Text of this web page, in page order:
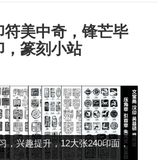
美中奇，锋芒毕
篆刻小站
工冷作，鸟虫篆、朱文篆刻